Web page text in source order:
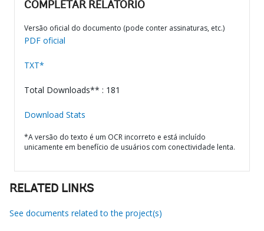
COMPLETAR RELATÓRIO
Versão oficial do documento (pode conter assinaturas, etc.)
PDF oficial
TXT*
Total Downloads** : 181
Download Stats
*A versão do texto é um OCR incorreto e está incluído
unicamente em benefício de usuários com conectividade lenta.
RELATED LINKS
See documents related to the project(s)